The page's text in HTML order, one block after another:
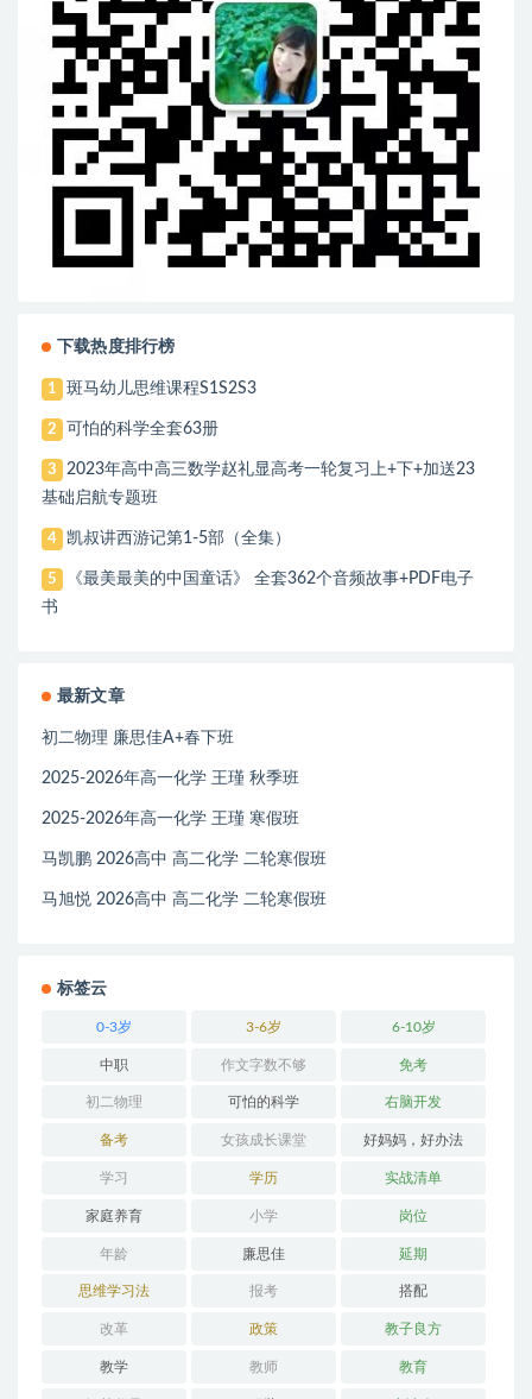
下载热度排行榜
1 斑马幼儿思维课程S1S2S3
2 可怕的科学全套63册
3
2023年高中高三数学赵礼显高考一轮复习上+下+加送23
基础启航专题班
4 凯叔讲西游记第1-5部（全集）
5
《最美最美的中国童话》 全套362个音频故事+PDF电子
书
最新文章
初二物理 廉思佳A+春下班
2025-2026年高一化学 王瑾 秋季班
2025-2026年高一化学 王瑾 寒假班
马凯鹏 2026高中 高二化学 二轮寒假班
马旭悦 2026高中 高二化学 二轮寒假班
标签云
0-3岁 3-6岁 6-10岁
中职 作文字数不够 免考
初二物理 可怕的科学 右脑开发
备考 女孩成长课堂 好妈妈，好办法
学习 学历 实战清单
家庭养育 小学 岗位
年龄 廉思佳 延期
思维学习法 报考 搭配
改革 政策 教子良方
教学 教师 教育